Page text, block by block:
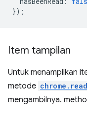
});
Item tampilan
Untuk menampilkan
metode
mengambilnya.